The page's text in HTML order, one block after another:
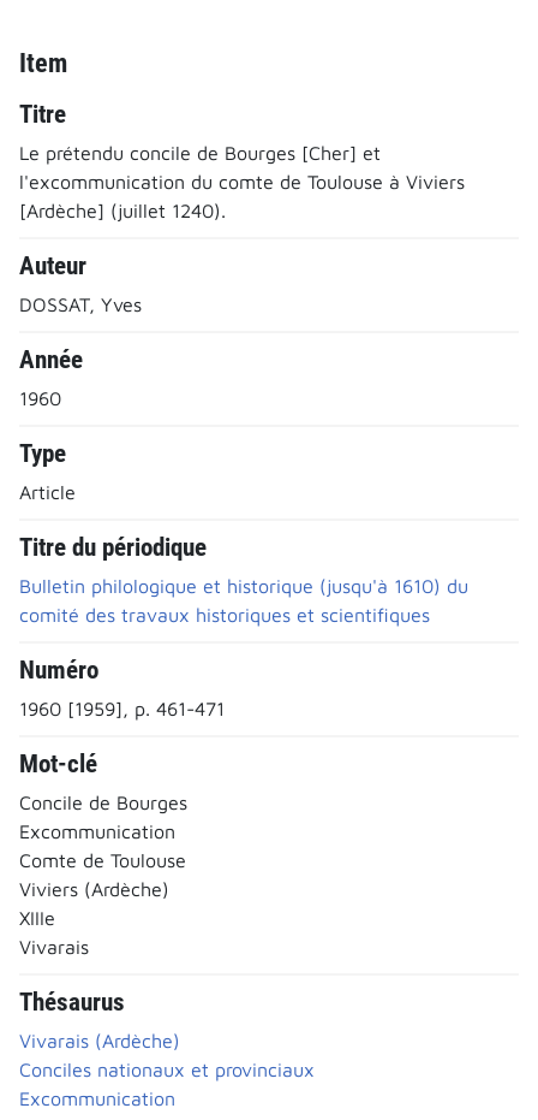
Item
Titre
Le prétendu concile de Bourges [Cher] et
l'excommunication du comte de Toulouse à Viviers
[Ardèche] (juillet 1240).
Auteur
DOSSAT, Yves
Année
1960
Type
Article
Titre du périodique
Bulletin philologique et historique (jusqu'à 1610) du
comité des travaux historiques et scientifiques
Numéro
1960 [1959], p. 461-471
Mot-clé
Concile de Bourges
Excommunication
Comte de Toulouse
Viviers (Ardèche)
XIIIe
Vivarais
Thésaurus
Vivarais (Ardèche)
Conciles nationaux et provinciaux
Excommunication